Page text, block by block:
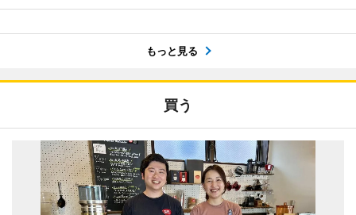
もっと見る
買う